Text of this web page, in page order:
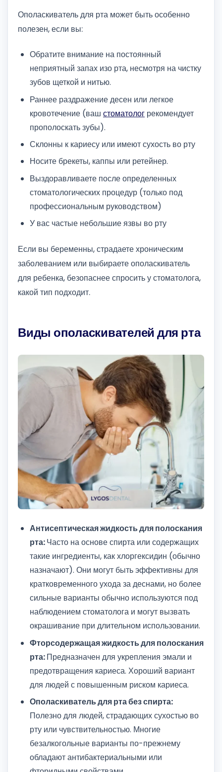
Ополаскиватель для рта может быть особенно
полезен, если вы:
Обратите внимание на постоянный
неприятный запах изо рта, несмотря на чистку
зубов щеткой и нитью.
Раннее раздражение десен или легкое
кровотечение (ваш стоматолог рекомендует
прополоскать зубы).
Склонны к кариесу или имеют сухость во рту
Носите брекеты, каппы или ретейнер.
Выздоравливаете после определенных
стоматологических процедур (только под
профессиональным руководством)
У вас частые небольшие язвы во рту
Если вы беременны, страдаете хроническим
заболеванием или выбираете ополаскиватель
для ребенка, безопаснее спросить у стоматолога,
какой тип подходит.
Виды ополаскивателей для рта
Антисептическая жидкость для полоскания
рта:Часто на основе спирта или содержащих
такие ингредиенты, как хлоргексидин (обычно
назначают). Они могут быть эффективны для
кратковременного ухода за деснами, но более
сильные варианты обычно используются под
наблюдением стоматолога и могут вызвать
окрашивание при длительном использовании.
Фторсодержащая жидкость для полоскания
рта:Предназначен для укрепления эмали и
предотвращения кариеса. Хороший вариант
для людей с повышенным риском кариеса.
Ополаскиватель для рта без спирта:
Полезно для людей, страдающих сухостью во
рту или чувствительностью. Многие
безалкогольные варианты по-прежнему
обладают антибактериальными или